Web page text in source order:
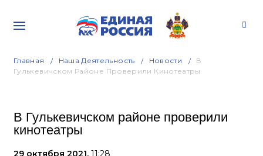
Главная Наша Деятельность Новости
В
Гулькевичском Районе Проверили Кинотеатры
В Гулькевичском районе проверили
кинотеатры
29 октября 2021, 11:28